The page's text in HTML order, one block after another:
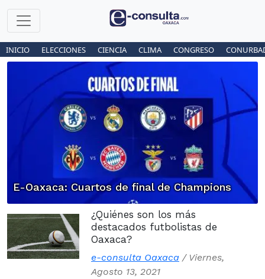
INICIO ELECCIONES CIENCIA CLIMA CONGRESO
E-Oaxaca: Cuartos de final de Champions
¿Quiénes son los más
destacados futbolistas de
Oaxaca?
e-consulta Oaxaca / Viernes,
Agosto 13, 2021